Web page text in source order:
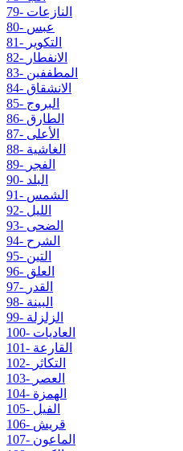
79- النازعات
80- عبس
81- التكوير
82- الانفطار
83- المطففين
84- الانشقاق
85- البروج
86- الطارق
87- الأعلى
88- الغاشية
89- الفجر
90- البلد
91- الشمس
92- الليل
93- الضحى
94- الشرح
95- التين
96- العلق
97- القدر
98- البينة
99- الزلزلة
100- العاديات
101- القارعة
102- التكاثر
103- العصر
104- الهمزة
105- الفيل
106- قريش
107- الماعون